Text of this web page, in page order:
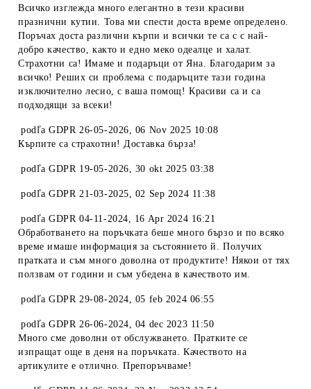
Всичко изглежда много елегантно в тези красиви
празнични кутии. Това ми спести доста време определено.
Поръчах доста различни кърпи и всички те са с с най-
добро качество, както и едно меко одеалце и халат.
Страхотни са! Имаме и подаръци от Яна. Благодарим за
всичко! Реших си проблема с подаръците тази година
изключително лесно, с ваша помощ! Красиви са и са
подходящи за всеки!
podľaGDPR 26-05-2026, 06 Nov 2025 10:08
Кърпите са страхотни! Доставка бърза!
podľaGDPR 19-05-2026, 30 okt 2025 03:38
podľaGDPR 21-03-2025, 02 Sep 2024 11:38
podľaGDPR 04-11-2024, 16 Apr 2024 16:21
Обработването на поръчката беше много бързо и по всяко
време имаше информация за състоянието й. Получих
пратката и съм много доволна от продуктите! Някои от тях
ползвам от години и съм убедена в качеството им.
podľaGDPR 29-08-2024, 05 feb 2024 06:55
podľaGDPR 26-06-2024, 04 dec 2023 11:50
Много сме доволни от обслужването. Пратките се
изпращат още в деня на поръчката. Качеството на
артикулите е отлично. Препоръчваме!